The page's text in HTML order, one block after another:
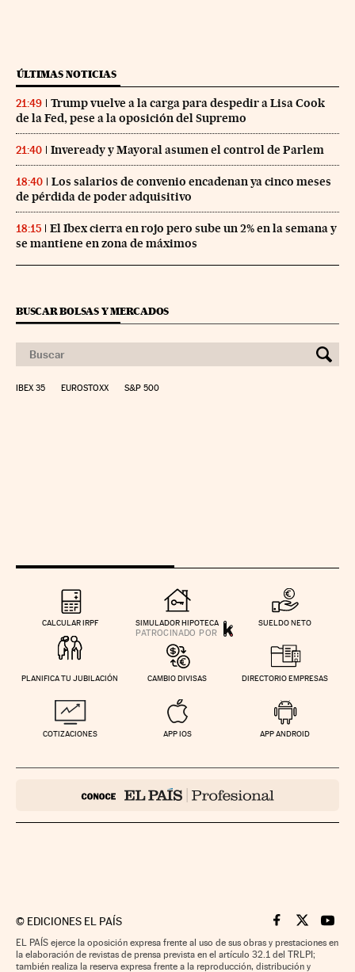
ÚLTIMAS NOTICIAS
21:49
Trump vuelve a la carga para despedir a Lisa Cook
de la Fed, pese a la oposición del Supremo
21:40 Inveready y Mayoral asumen el control de Parlem
18:40
Los salarios de convenio encadenan ya cinco meses
de pérdida de poder adquisitivo
18:15
El Ibex cierra en rojo pero sube un 2% en la semana y
se mantiene en zona de máximos
BUSCAR BOLSAS Y MERCADOS
IBEX 35 EUROSTOXX S&P 500
CALCULAR IRPF SIMULADOR HIPOTECA SUELDO NETO
PLANIFICA TU JUBILACIÓN CAMBIO DIVISAS DIRECTORIO EMPRESAS
COTIZACIONES APP IOS APP ANDROID
© EDICIONES EL PAÍS Cinco Días en
Cinco Días
Cinco
EL PAÍS ejerce la oposición expresa frente al uso de sus obras y prestaciones en
la elaboración de revistas de prensa prevista en el artículo 32.1 del TRLPI;
también realiza la reserva expresa frente a la reproducción, distribución y